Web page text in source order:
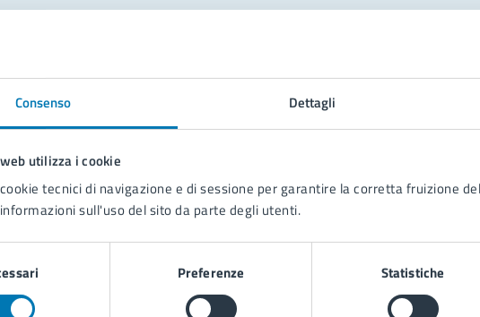
Consenso Dettagli
utilizza i cookie
tecnici di navigazione e di sessione per garantire la corretta fruizione
sull'uso del sito da parte degli utenti.
Preferenze Statistiche
Prenota appuntamento
Problemi in città
Segnala disservizio